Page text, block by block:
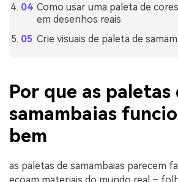
Como usar uma paleta de
em desenhos reais
Crie visuais de paleta de
Por que as paletas
samambaias
bem
as paletas de samambaias parecem